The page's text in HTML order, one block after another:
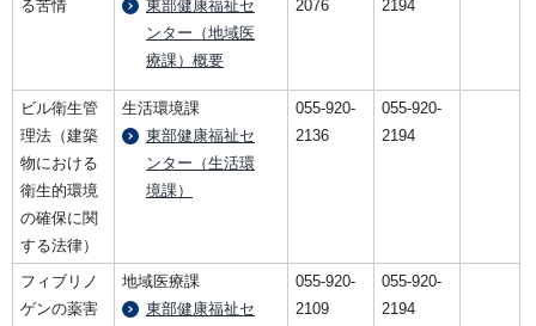
る苦情
東部健康福祉セ
ンター（地域医
療課）概要
2076
2194
ビル衛生管
理法（建築
物における
衛生的環境
の確保に関
する法律）
生活環境課
東部健康福祉セ
ンター（生活環
境課）
055-920-
2136
055-920-
2194
フィブリノ
ゲンの薬害
地域医療課
東部健康福祉セ
055-920-
2109
055-920-
2194